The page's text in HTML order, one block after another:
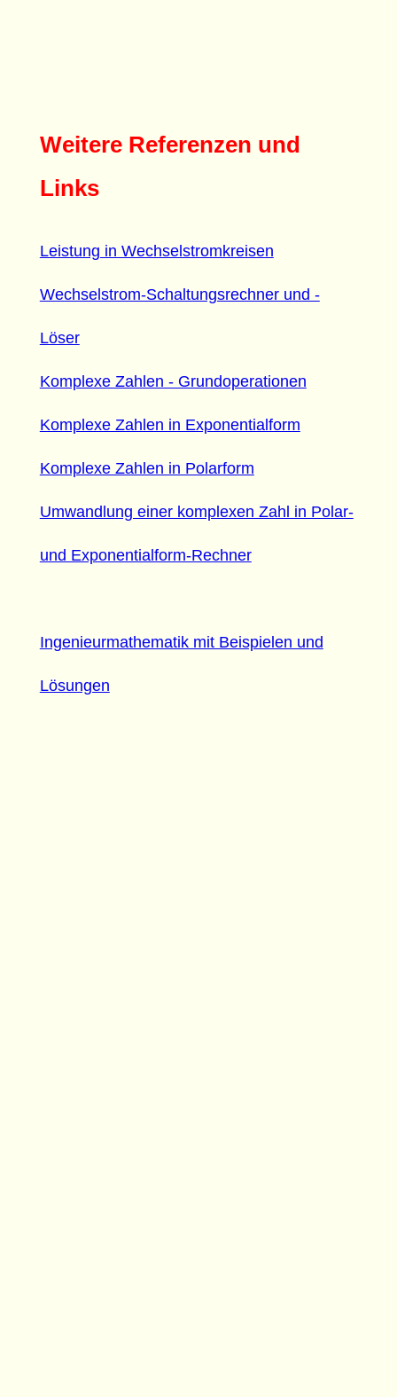
Weitere Referenzen und
Links
Leistung in Wechselstromkreisen
Wechselstrom-Schaltungsrechner und -
Löser
Komplexe Zahlen - Grundoperationen
Komplexe Zahlen in Exponentialform
Komplexe Zahlen in Polarform
Umwandlung einer komplexen Zahl in Polar-
und Exponentialform-Rechner
Ingenieurmathematik mit Beispielen und
Lösungen